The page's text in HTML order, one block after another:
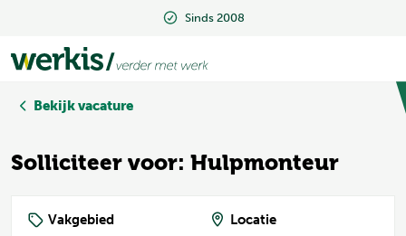
Sinds 2008
Sinds 2008
Bekijk vacature
Solliciteer voor: Hulpmonteur
Vakgebied
Locatie